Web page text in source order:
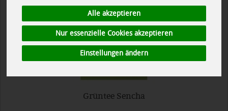
Alle akzeptieren
Nur essenzielle Cookies akzeptieren
Einstellungen ändern
Grüntee Sencha